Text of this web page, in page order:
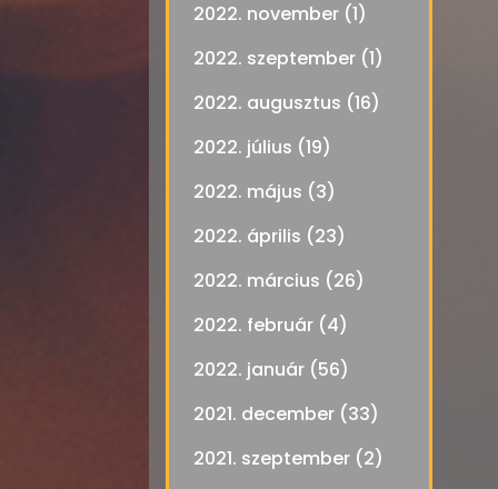
2022. november (1)
2022. szeptember (1)
2022. augusztus (16)
2022. július (19)
2022. május (3)
2022. április (23)
2022. március (26)
2022. február (4)
2022. január (56)
2021. december (33)
2021. szeptember (2)